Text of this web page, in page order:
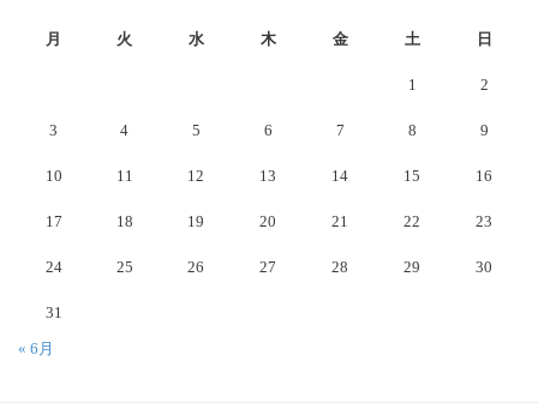
月 火 水 木 金 土 日
1 2
3 4 5 6 7 8 9
10 11 12 13 14 15 16
17 18 19 20 21 22 23
24 25 26 27 28 29 30
31
« 6月